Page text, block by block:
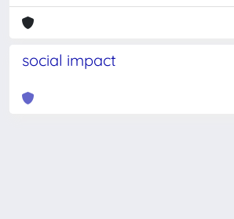
social impact